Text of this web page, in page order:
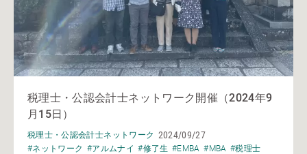
税理士・公認会計士ネットワーク開催（2024年9
月15日）
税理士・公認会計士ネットワーク 2024/09/27
#ネットワーク #アルムナイ #修了生 #EMBA #MBA #税理士